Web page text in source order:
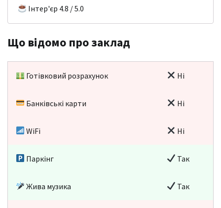
Інтер'єр 4.8 / 5.0
Що відомо про заклад
Готівковий розрахунок Ні
Банківські карти Ні
WiFi Ні
Паркінг Так
Жива музика Так